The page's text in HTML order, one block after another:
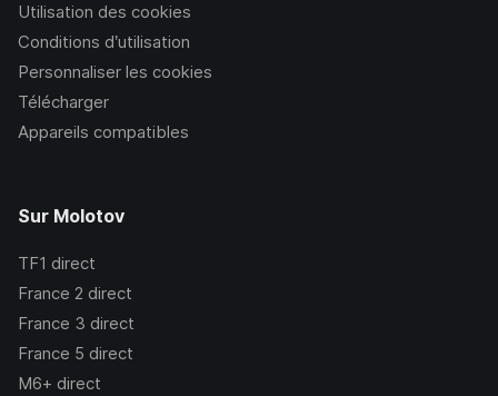
Utilisation des cookies
Conditions d’utilisation
Personnaliser les cookies
Télécharger
Appareils compatibles
Sur Molotov
TF1 direct
France 2 direct
France 3 direct
France 5 direct
M6+ direct